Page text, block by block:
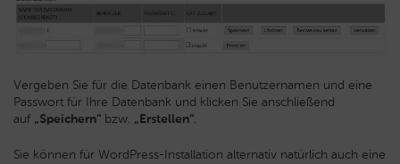
Vergeben Sie für die Datenbank einen Benutzernamen und eine
Passwort für Ihre Datenbank und klicken Sie anschließend
auf „Speichern“ bzw. „Erstellen“.
Sie können für WordPress-Installation alternativ natürlich auch eine